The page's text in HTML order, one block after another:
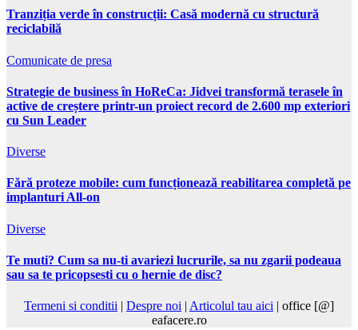
Tranziția verde în construcții: Casă modernă cu structură
reciclabilă
Comunicate de presa
Strategie de business în HoReCa: Jidvei transformă terasele în
active de creștere printr-un proiect record de 2.600 mp exteriori
cu Sun Leader
Diverse
Fără proteze mobile: cum funcționează reabilitarea completă pe
implanturi All-on
Diverse
Te muti? Cum sa nu-ti avariezi lucrurile, sa nu zgarii podeaua
sau sa te pricopsesti cu o hernie de disc?
Termeni si conditii | Despre noi | Articolul tau aici | office [@]
eafacere.ro